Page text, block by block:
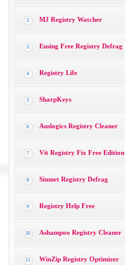
2 MJ Registry Watcher
3 Eusing Free Registry Defrag
4 Registry Life
5 SharpKeys
6 Auslogics Registry Cleaner
7 Vit Registry Fix Free Edition
8 Simnet Registry Defrag
9 Registry Help Free
10 Ashampoo Registry Cleaner
11 WinZip Registry Optimizer